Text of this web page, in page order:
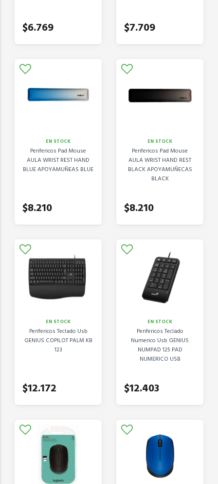
$6.769 $7.709
EN STOCK
Perifericos Pad Mouse
AULA WRIST REST HAND
BLUE APOYAMUÑEAS BLUE
$8.210
EN STOCK
Perifericos Pad Mouse
AULA WRIST HAND REST
BLACK APOYAMUÑECAS
BLACK
$8.210
EN STOCK
Perifericos Teclado Usb
GENIUS COPILOT PALM KB
123
$12.172
EN STOCK
Perifericos Teclado
Numerico Usb GENIUS
NUMPAD 125 PAD
NUMERICO USB
$12.403